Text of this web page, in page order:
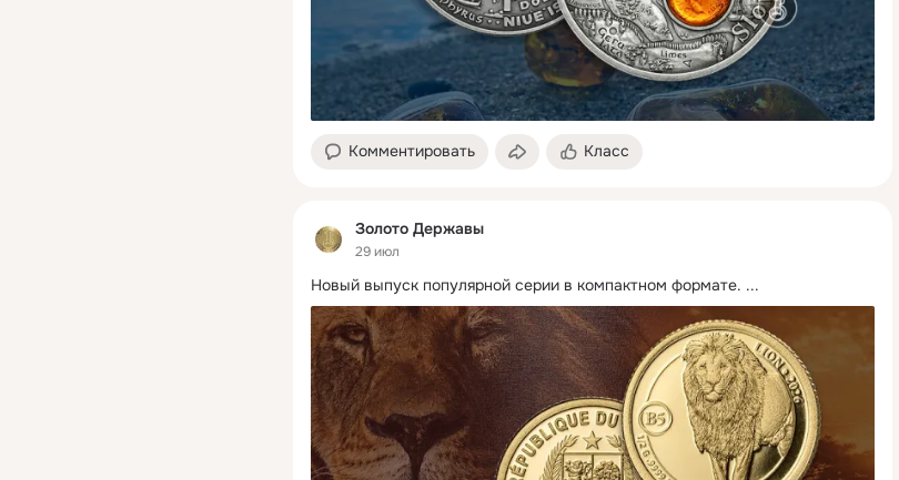
Комментировать Класс
Золото Державы
29 июл
Новый выпуск популярной серии в компактном формате. ...